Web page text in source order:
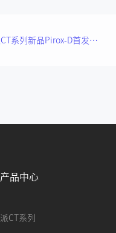
影像实力“派”，派CT系列新品Pirox-D首发价正式曝光！
产品中心
派CT系列